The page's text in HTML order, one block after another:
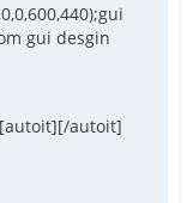
gui desgin
autoit]